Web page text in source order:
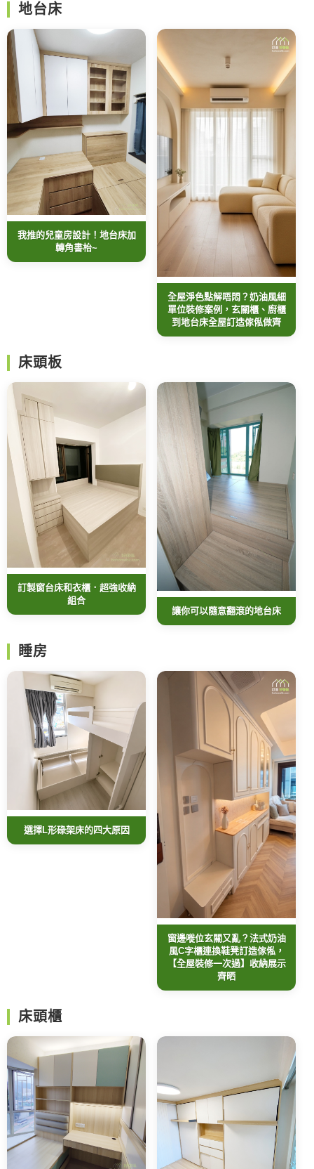
地台床
我推的兒童房設計！地台床加
轉角書枱~
全屋淨色點解唔悶？奶油風細
單位裝修案例，玄關櫃、廚櫃
到地台床全屋訂造傢俬做齊
床頭板
訂製窗台床和衣櫃．超強收納
組合
讓你可以隨意翻滾的地台床
睡房
選擇L形碌架床的四大原因
窗邊嘥位玄關又亂？法式奶油
風C字櫃連換鞋凳訂造傢俬，
【全屋裝修一次過】收納展示
齊晒
床頭櫃